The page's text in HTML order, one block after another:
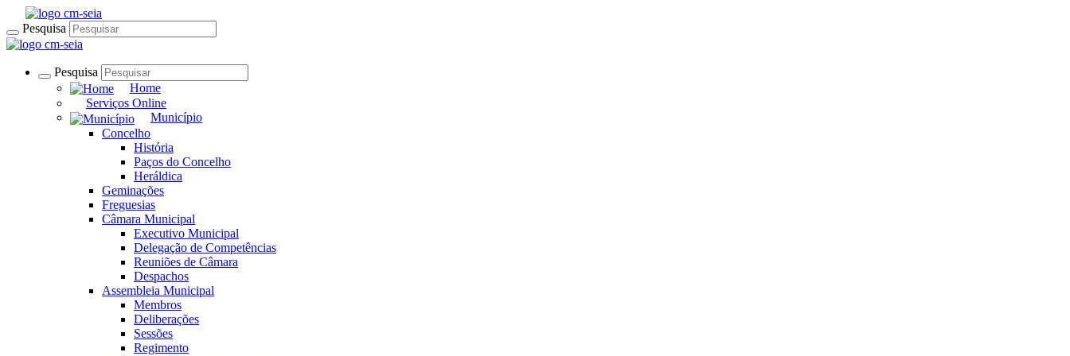
Pesquisa
Pesquisa
Home
Serviços Online
Município
Concelho
História
Paços do Concelho
Heráldica
Geminações
Freguesias
Câmara Municipal
Executivo Municipal
Delegação de Competências
Reuniões de Câmara
Despachos
Assembleia Municipal
Membros
Deliberações
Sessões
Regimento